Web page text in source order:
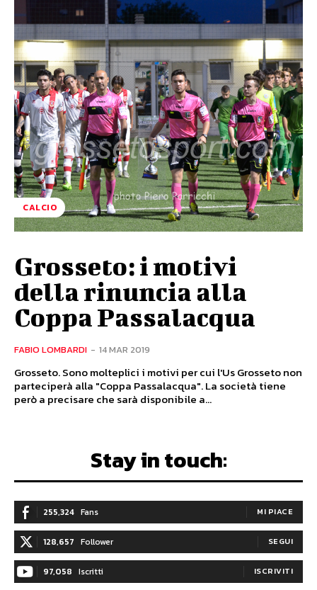
CALCIO
Grosseto: i motivi
della rinuncia alla
Coppa Passalacqua
FABIO LOMBARDI - 14 MAR 2019
Grosseto. Sono molteplici i motivi per cui l'Us Grosseto non
parteciperà alla "Coppa Passalacqua". La società tiene
però a precisare che sarà disponibile a...
Stay in touch:
255,324 Fans MI PIACE
128,657 Follower SEGUI
97,058 Iscritti ISCRIVITI